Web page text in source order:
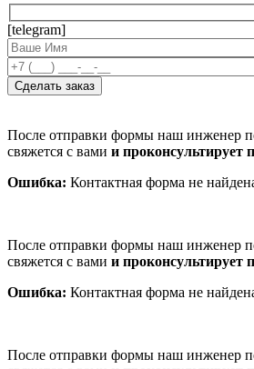
[telegram]
После отправки формы наш инженер
свяжется с вами и проконсультирует
Ошибка: Контактная форма не
После отправки формы наш инженер
свяжется с вами и проконсультирует
Ошибка: Контактная форма не
После отправки формы наш инженер